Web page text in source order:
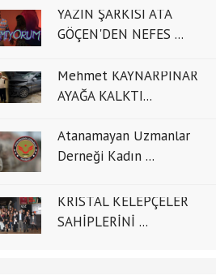
YAZIN ŞARKISI ATA
GÖÇEN'DEN NEFES ...
Mehmet KAYNARPINAR
AYAĞA KALKTI...
Atanamayan Uzmanlar
Derneği Kadın ...
KRİSTAL KELEPÇELER
SAHİPLERİNİ ...